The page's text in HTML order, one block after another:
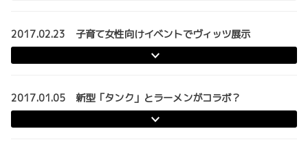
2017.02.23 子育て女性向けイベントでヴィッツ展示
2017.01.05 新型「タンク」とラーメンがコラボ？